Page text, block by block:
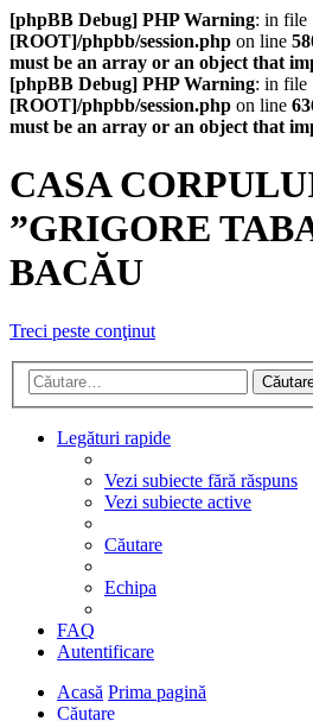
[phpBB Debug] PHP Warning: in file
[ROOT]/phpbb/session.php on line
must be an array or an object that
[phpBB Debug] PHP Warning: in file
[ROOT]/phpbb/session.php on line
must be an array or an object that
CASA
”GRIGORE
BACĂU
Treci peste conţinut
Legături rapide
Vezi subiecte fără răspuns
Vezi subiecte active
Căutare
Echipa
FAQ
Autentificare
Acasă Prima pagină
Căutare